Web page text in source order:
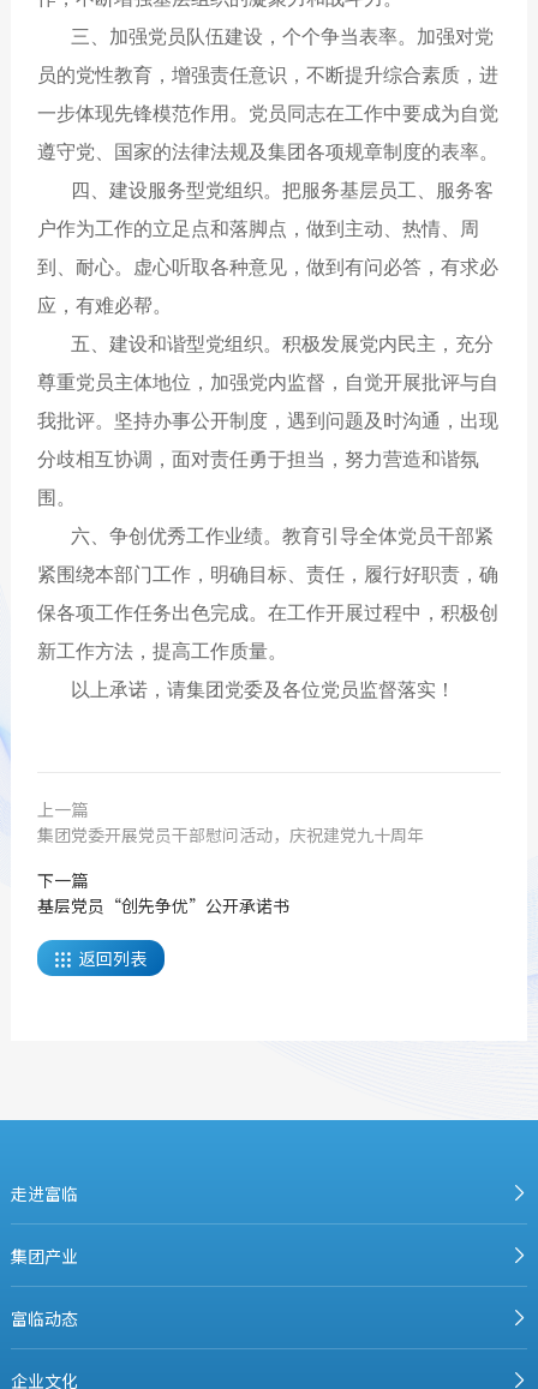
三、加强党员队伍建设，个个争当表率。加强对党
员的党性教育，增强责任意识，不断提升综合素质，进
一步体现先锋模范作用。党员同志在工作中要成为自觉
遵守党、国家的法律法规及集团各项规章制度的表率。
四、建设服务型党组织。把服务基层员工、服务客
户作为工作的立足点和落脚点，做到主动、热情、周
到、耐心。虚心听取各种意见，做到有问必答，有求必
应，有难必帮。
五、建设和谐型党组织。积极发展党内民主，充分
尊重党员主体地位，加强党内监督，自觉开展批评与自
我批评。坚持办事公开制度，遇到问题及时沟通，出现
分歧相互协调，面对责任勇于担当，努力营造和谐氛
围。
六、争创优秀工作业绩。教育引导全体党员干部紧
紧围绕本部门工作，明确目标、责任，履行好职责，确
保各项工作任务出色完成。在工作开展过程中，积极创
新工作方法，提高工作质量。
以上承诺，请集团党委及各位党员监督落实！
上一篇
集团党委开展党员干部慰问活动，庆祝建党九十周年
下一篇
基层党员“创先争优”公开承诺书
 返回列表
走进富临
集团产业
富临动态
企业文化